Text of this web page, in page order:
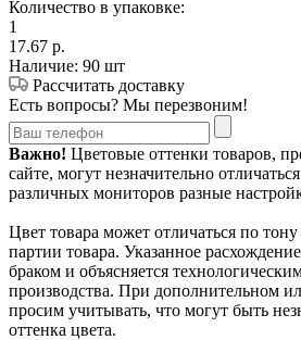
Количество в упаковке:
1
17.67 р.
Наличие: 90 шт
Рассчитать доставку
Есть вопросы? Мы перезвоним!
Важно! Цветовые оттенки товаров,
сайте, могут незначительно
различных мониторов разные
Цвет товара может отличаться по
партии товара. Указанное
браком и объясняется
производства. При дополнительном
просим учитывать, что могут быть
оттенка цвета.